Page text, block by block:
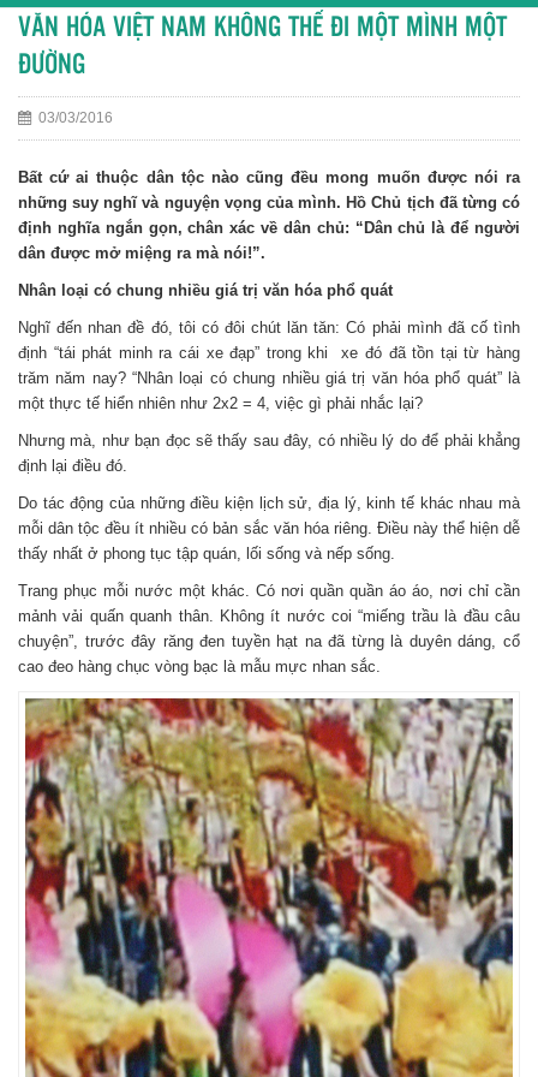
VĂN HÓA VIỆT NAM KHÔNG THỂ ĐI MỘT MÌNH MỘT
ĐƯỜNG
03/03/2016
Bất cứ ai thuộc dân tộc nào cũng đều mong muốn được nói ra
những suy nghĩ và nguyện vọng của mình. Hồ Chủ tịch đã từng có
định nghĩa ngắn gọn, chân xác về dân chủ: “Dân chủ là để người
dân được mở miệng ra mà nói!”.
Nhân loại có chung nhiều giá trị văn hóa phổ quát
Nghĩ đến nhan đề đó, tôi có đôi chút lăn tăn: Có phải mình đã cố tình
định “tái phát minh ra cái xe đạp” trong khi xe đó đã tồn tại từ hàng
trăm năm nay? “Nhân loại có chung nhiều giá trị văn hóa phổ quát” là
một thực tế hiển nhiên như 2x2 = 4, việc gì phải nhắc lại?
Nhưng mà, như bạn đọc sẽ thấy sau đây, có nhiều lý do để phải khẳng
định lại điều đó.
Do tác động của những điều kiện lịch sử, địa lý, kinh tế khác nhau mà
mỗi dân tộc đều ít nhiều có bản sắc văn hóa riêng. Điều này thể hiện dễ
thấy nhất ở phong tục tập quán, lối sống và nếp sống.
Trang phục mỗi nước một khác. Có nơi quần quần áo áo, nơi chỉ cần
mảnh vải quấn quanh thân. Không ít nước coi “miếng trầu là đầu câu
chuyện”, trước đây răng đen tuyền hạt na đã từng là duyên dáng, cổ
cao đeo hàng chục vòng bạc là mẫu mực nhan sắc.